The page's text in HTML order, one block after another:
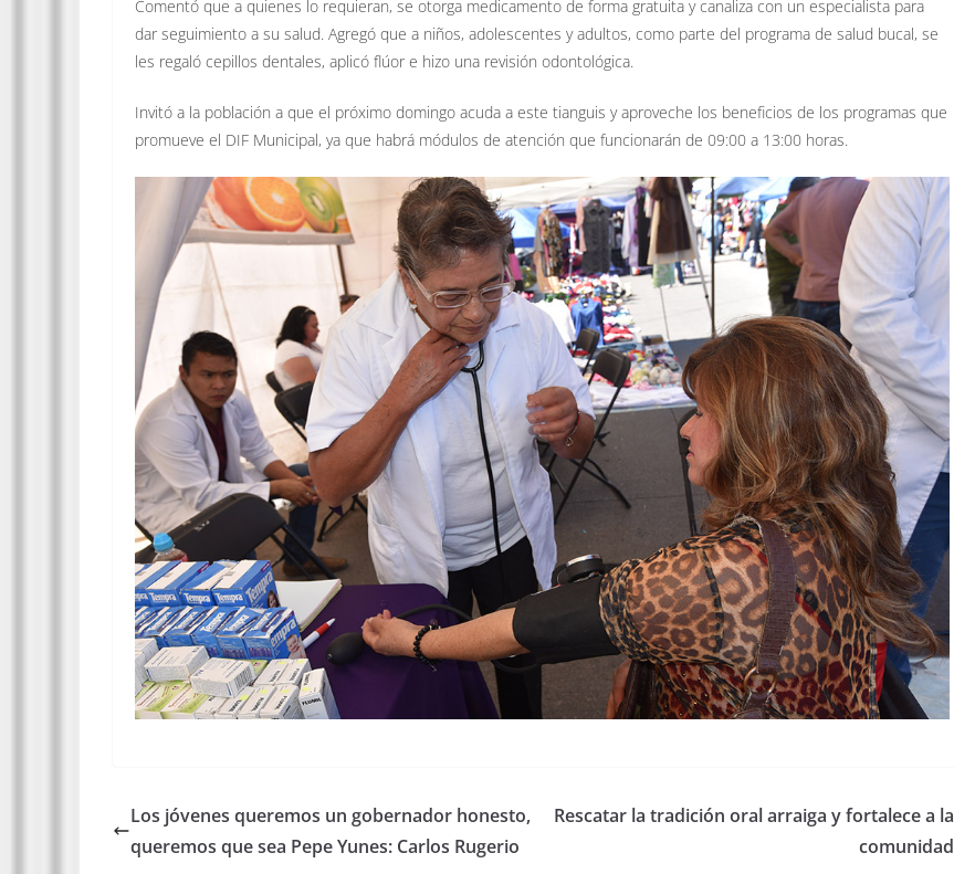
Comentó que a quienes lo requieran, se otorga medicamento de forma gratuita y canaliza con un especialista para
dar seguimiento a su salud. Agregó que a niños, adolescentes y adultos, como parte del programa de salud bucal, se
les regaló cepillos dentales, aplicó flúor e hizo una revisión odontológica.
Invitó a la población a que el próximo domingo acuda a este tianguis y aproveche los beneficios de los programas que
promueve el DIF Municipal, ya que habrá módulos de atención que funcionarán de 09:00 a 13:00 horas.
Los jóvenes queremos un gobernador honesto,
queremos que sea Pepe Yunes: Carlos Rugerio
Rescatar la tradición oral arraiga y fortalece a la
comunidad